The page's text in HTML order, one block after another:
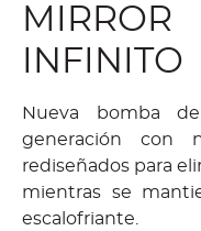
INFINITO
Nueva bomba
generación con
rediseñados para
mientras se
escalofriante.